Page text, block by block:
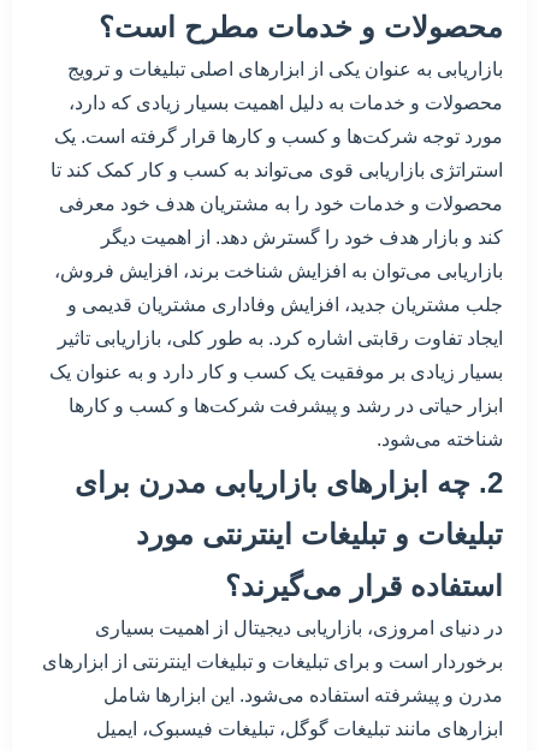
محصولات و خدمات مطرح است؟
بازاریابی به عنوان یکی از ابزارهای اصلی تبلیغات و ترویج
محصولات و خدمات به دلیل اهمیت بسیار زیادی که دارد،
مورد توجه شرکت‌ها و کسب و کارها قرار گرفته است. یک
استراتژی بازاریابی قوی می‌تواند به کسب و کار کمک کند تا
محصولات و خدمات خود را به مشتریان هدف خود معرفی
کند و بازار هدف خود را گسترش دهد. از اهمیت دیگر
بازاریابی می‌توان به افزایش شناخت برند، افزایش فروش،
جلب مشتریان جدید، افزایش وفاداری مشتریان قدیمی و
ایجاد تفاوت رقابتی اشاره کرد. به طور کلی، بازاریابی تاثیر
بسیار زیادی بر موفقیت یک کسب و کار دارد و به عنوان یک
ابزار حیاتی در رشد و پیشرفت شرکت‌ها و کسب و کارها
شناخته می‌شود.
2. چه ابزارهای بازاریابی مدرن برای
تبلیغات و تبلیغات اینترنتی مورد
استفاده قرار می‌گیرند؟
در دنیای امروزی، بازاریابی دیجیتال از اهمیت بسیاری
برخوردار است و برای تبلیغات و تبلیغات اینترنتی از ابزارهای
مدرن و پیشرفته استفاده می‌شود. این ابزارها شامل
ابزارهای مانند تبلیغات گوگل، تبلیغات فیسبوک، ایمیل